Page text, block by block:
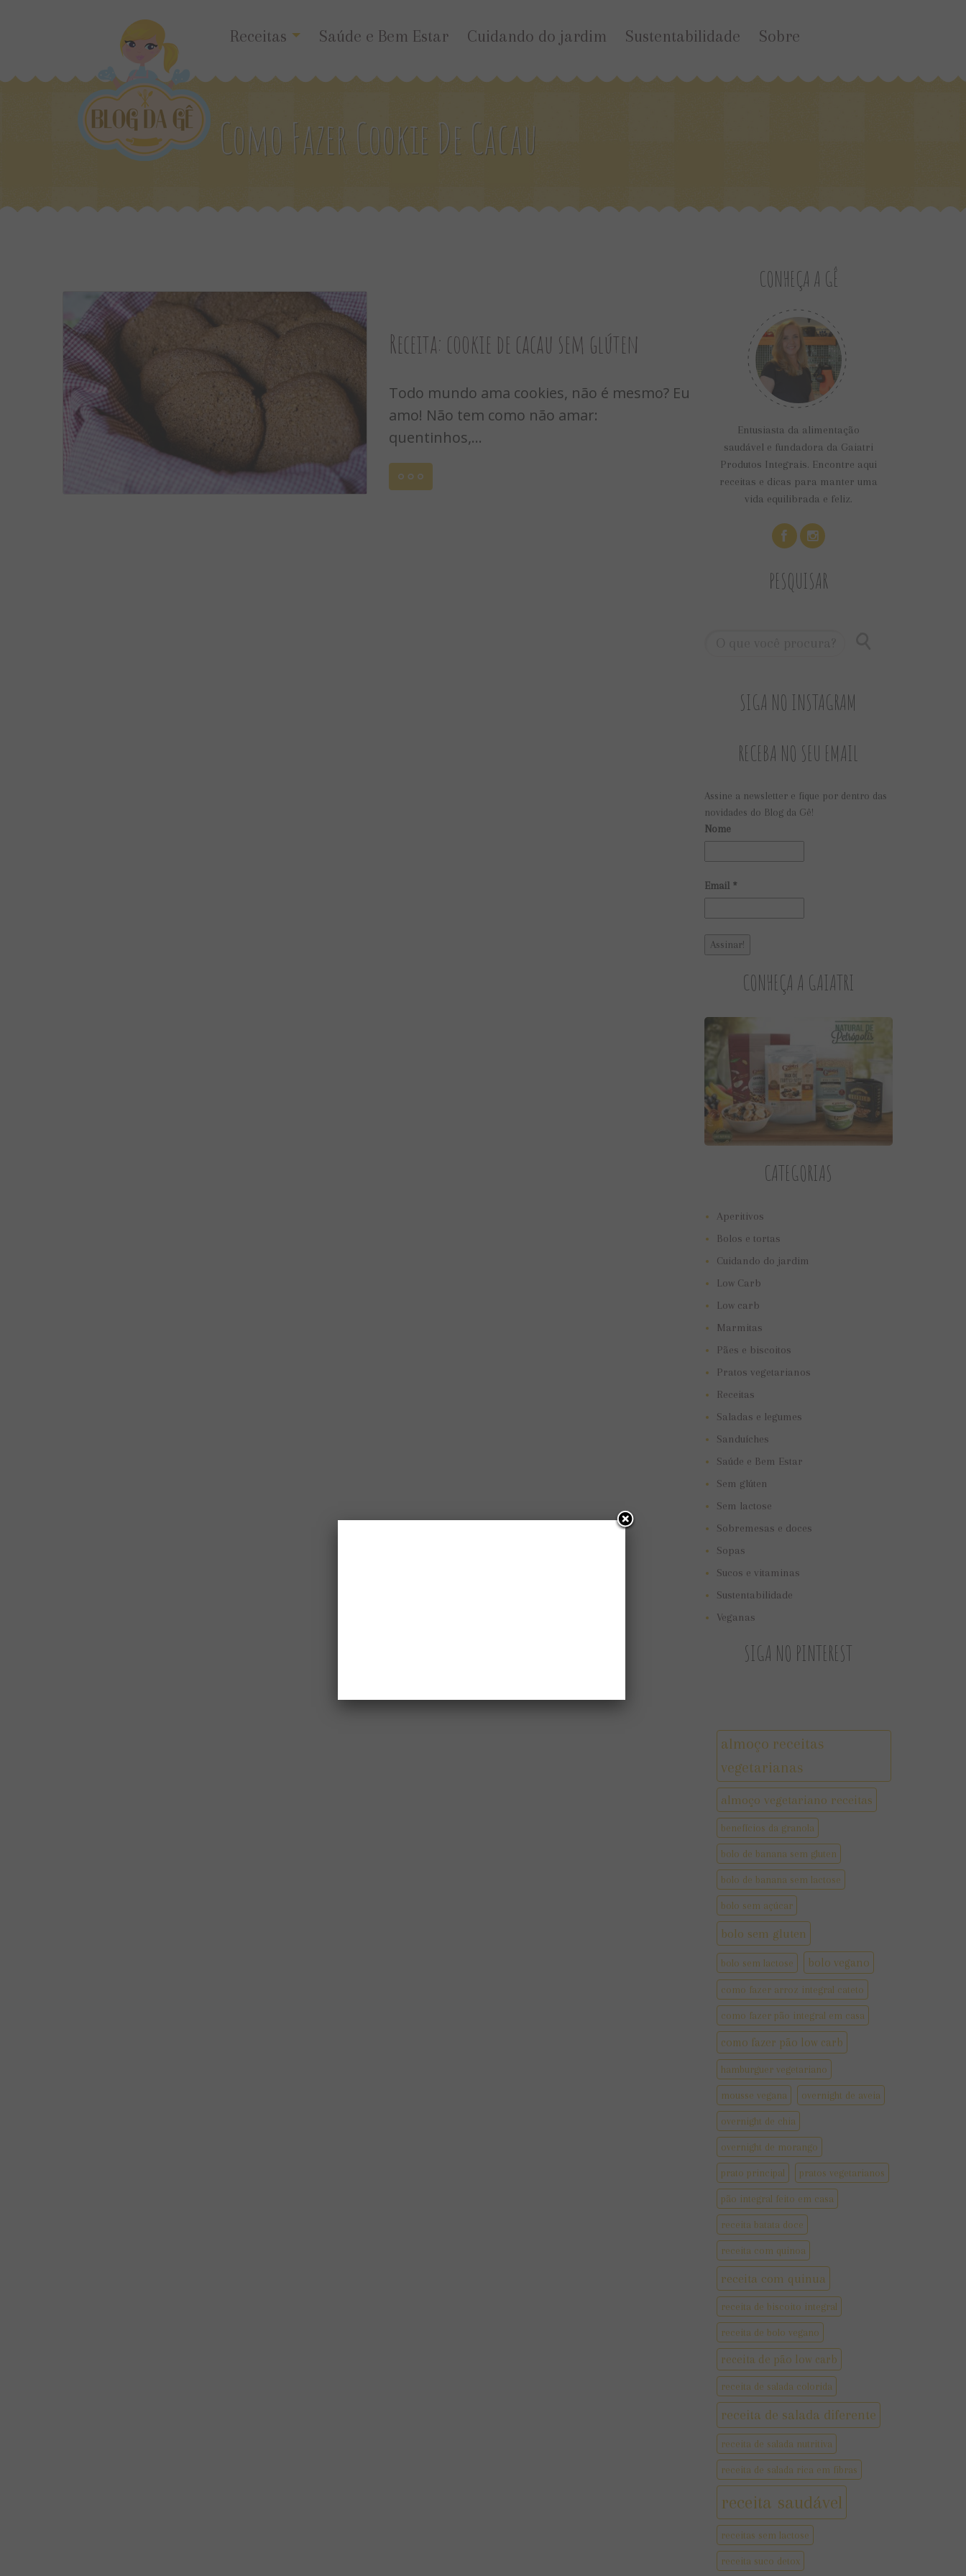
Receitas Saúde e Bem Estar Cuidando do jardim Sustentabilidade Sobre
Como Fazer Cookie De Cacau
Receita: cookie de cacau sem glúten
Todo mundo ama cookies, não é mesmo? Eu
amo! Não tem como não amar:
quentinhos,...
Leia
CONHEÇA A GÊ
Entusiasta da alimentação
saudável e fundadora da Gaiatri
Produtos Integrais. Encontre aqui
receitas e dicas para manter uma
vida equilibrada e feliz.
PESQUISAR
SIGA NO INSTAGRAM
RECEBA NO SEU EMAIL
Assine a newsletter e fique por dentro das
novidades do Blog da Gê!
Nome
Email *
CONHEÇA A GAIATRI
CATEGORIAS
Aperitivos
Bolos e tortas
Cuidando do jardim
Low Carb
Low carb
Marmitas
Pães e biscoitos
Pratos vegetarianos
Receitas
Saladas e legumes
Sanduíches
Saúde e Bem Estar
Sem glúten
Sem lactose
Sobremesas e doces
Sopas
Sucos e vitaminas
Sustentabilidade
Veganas
SIGA NO PINTEREST
almoço receitas
vegetarianas
almoço vegetariano receitas
benefícios da granola
bolo de banana sem gluten
bolo de banana sem lactose
bolo sem açúcar
bolo sem gluten
bolo sem lactose bolo vegano
como fazer arroz integral cateto
como fazer pão integral em casa
como fazer pão low carb
hamburguer vegetariano
mousse vegana overnight de aveia
overnight de chia
overnight de morango
prato principal pratos vegetarianos
pão integral feito em casa
receita batata doce
receita com quinoa
receita com quinua
receita de biscoito integral
receita de bolo vegano
receita de pão low carb
receita de salada colorida
receita de salada diferente
receita de salada nutritiva
receita de salada rica em fibras
receita saudável
receitas sem lactose
receita suco detox